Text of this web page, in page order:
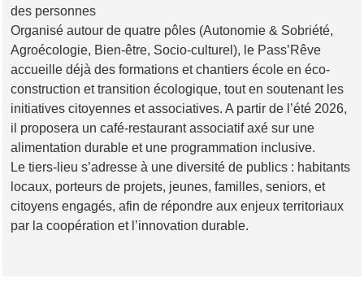
des personnes
Organisé autour de quatre pôles (Autonomie & Sobriété,
Agroécologie, Bien-être, Socio-culturel), le Pass’Rêve
accueille déjà des formations et chantiers école en éco-
construction et transition écologique, tout en soutenant les
initiatives citoyennes et associatives. A partir de l’été 2026,
il proposera un café-restaurant associatif axé sur une
alimentation durable et une programmation inclusive.
Le tiers-lieu s’adresse à une diversité de publics : habitants
locaux, porteurs de projets, jeunes, familles, seniors, et
citoyens engagés, afin de répondre aux enjeux territoriaux
par la coopération et l’innovation durable.